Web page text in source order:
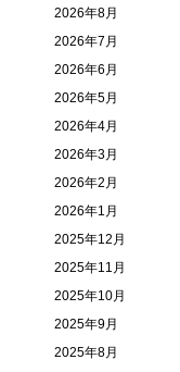
2026年8月
2026年7月
2026年6月
2026年5月
2026年4月
2026年3月
2026年2月
2026年1月
2025年12月
2025年11月
2025年10月
2025年9月
2025年8月